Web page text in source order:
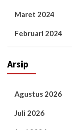
Maret 2024
Februari 2024
Arsip
Agustus 2026
Juli 2026